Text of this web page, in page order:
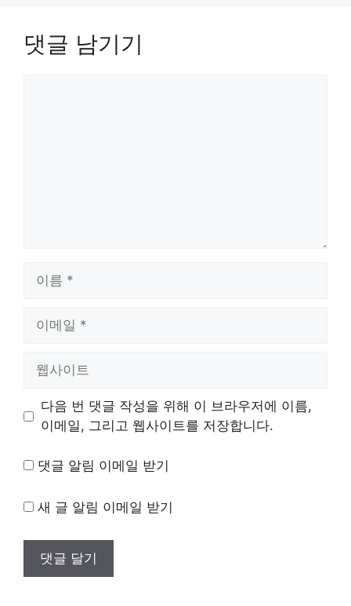
댓글 남기기
트
다음 번 댓글 작성을 위해 이 브라우저에 이름,
이메일, 그리고 웹사이트를 저장합니다.
댓글 알림 이메일 받기
새 글 알림 이메일 받기